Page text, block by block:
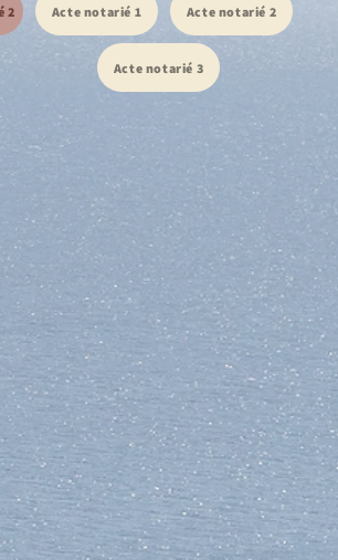
2 Acte notarié 1 Acte notarié 2
Acte notarié 3